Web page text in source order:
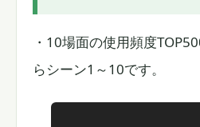
・10場面の使用頻度
らシーン1～10です。